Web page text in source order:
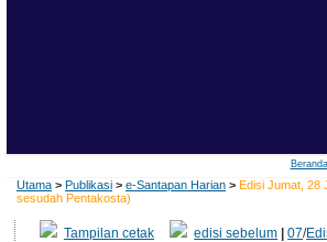
Beranda
Utama > Publikasi > e-Santapan Harian > Edisi Jumat, 28
sesudah Pentakosta)
Tampilan cetak edisi sebelum |07/